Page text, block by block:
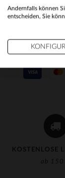
KOSTENLOSE
ab 150
UNSERE
Andernfalls können
entscheiden, Sie